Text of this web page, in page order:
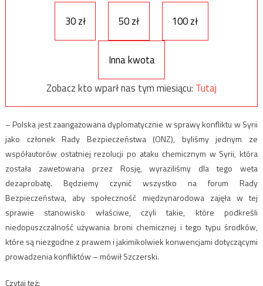
30 zł 50 zł 100 zł
Inna kwota
Zobacz kto wparł nas tym miesiącu: Tutaj
– Polska jest zaangażowana dyplomatycznie w sprawy konfliktu w Syrii
jako członek Rady Bezpieczeństwa (ONZ), byliśmy jednym ze
współautorów ostatniej rezolucji po ataku chemicznym w Syrii, która
została zawetowana przez Rosję, wyraziliśmy dla tego weta
dezaprobatę. Będziemy czynić wszystko na forum Rady
Bezpieczeństwa, aby społeczność międzynarodowa zajęła w tej
sprawie stanowisko właściwe, czyli takie, które podkreśli
niedopuszczalność używania broni chemicznej i tego typu środków,
które są niezgodne z prawem i jakimikolwiek konwencjami dotyczącymi
prowadzenia konfliktów – mówił Szczerski.
Czytaj też: